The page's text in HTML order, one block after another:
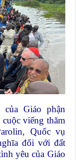
Giáo phận
viếng thăm
Quốc vụ
đối với đất
yêu của Giáo